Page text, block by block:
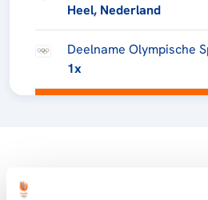
Heel, Nederland
Deelname Olympische
1x